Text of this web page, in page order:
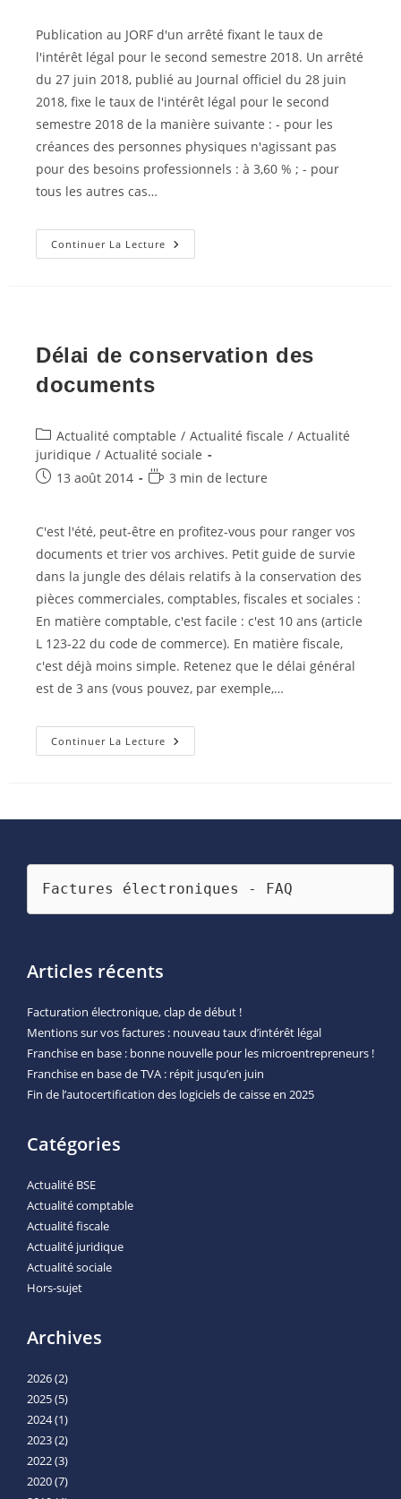
Publication au JORF d'un arrêté fixant le taux de
l'intérêt légal pour le second semestre 2018. Un arrêté
du 27 juin 2018, publié au Journal officiel du 28 juin
2018, fixe le taux de l'intérêt légal pour le second
semestre 2018 de la manière suivante : - pour les
créances des personnes physiques n'agissant pas
pour des besoins professionnels : à 3,60 % ; - pour
tous les autres cas…
Continuer La Lecture Taux
De
Délai de conservation des
documents
Post
category:
Actualité comptable / Actualité fiscale / Actualité
juridique / Actualité sociale
Post13 août 2014
Temps3 min de lecture
C'est l'été, peut-être en profitez-vous pour ranger vos
documents et trier vos archives. Petit guide de survie
dans la jungle des délais relatifs à la conservation des
pièces commerciales, comptables, fiscales et sociales :
En matière comptable, c'est facile : c'est 10 ans (article
L 123-22 du code de commerce). En matière fiscale,
c'est déjà moins simple. Retenez que le délai général
est de 3 ans (vous pouvez, par exemple,…
Continuer La Lecture Délai
De
Factures électroniques - FAQ
Articles récents
Facturation électronique, clap de début !
Mentions sur vos factures : nouveau taux d’intérêt légal
Franchise en base : bonne nouvelle pour les microentrepreneurs !
Franchise en base de TVA : répit jusqu’en juin
Fin de l’autocertification des logiciels de caisse en 2025
Catégories
Actualité BSE
Actualité comptable
Actualité fiscale
Actualité juridique
Actualité sociale
Hors-sujet
Archives
2026(2)
2025(5)
2024(1)
2023(2)
2022(3)
2020(7)